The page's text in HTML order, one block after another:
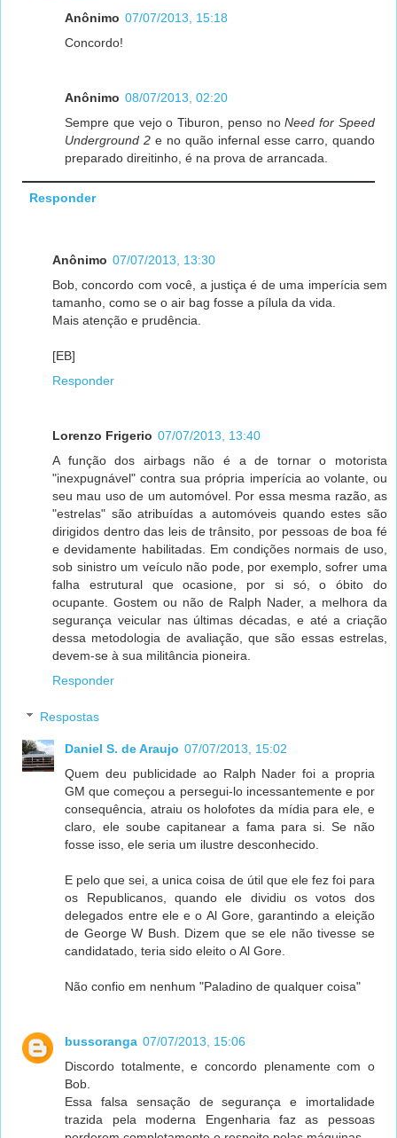
Anônimo 07/07/2013, 15:18
Concordo!
Anônimo 08/07/2013, 02:20
Sempre que vejo o Tiburon, penso noNeed for Speed
Underground 2 e no quão infernal esse carro, quando
preparado direitinho, é na prova de arrancada.
Responder
Anônimo 07/07/2013, 13:30
Bob, concordo com você, a justiça é de uma imperícia sem
tamanho, como se o air bag fosse a pílula da vida.
Mais atenção e prudência.
[EB]
Responder
Lorenzo Frigerio 07/07/2013, 13:40
A função dos airbags não é a de tornar o motorista
"inexpugnável" contra sua própria imperícia ao volante, ou
seu mau uso de um automóvel. Por essa mesma razão, as
"estrelas" são atribuídas a automóveis quando estes são
dirigidos dentro das leis de trânsito, por pessoas de boa fé
e devidamente habilitadas. Em condições normais de uso,
sob sinistro um veículo não pode, por exemplo, sofrer uma
falha estrutural que ocasione, por si só, o óbito do
ocupante. Gostem ou não de Ralph Nader, a melhora da
segurança veicular nas últimas décadas, e até a criação
dessa metodologia de avaliação, que são essas estrelas,
devem-se à sua militância pioneira.
Responder
Respostas
Daniel S. de Araujo 07/07/2013, 15:02
Quem deu publicidade ao Ralph Nader foi a propria
GM que começou a persegui-lo incessantemente e por
consequência, atraiu os holofotes da mídia para ele, e
claro, ele soube capitanear a fama para si. Se não
fosse isso, ele seria um ilustre desconhecido.
E pelo que sei, a unica coisa de útil que ele fez foi para
os Republicanos, quando ele dividiu os votos dos
delegados entre ele e o Al Gore, garantindo a eleição
de George W Bush. Dizem que se ele não tivesse se
candidatado, teria sido eleito o Al Gore.
Não confio em nenhum "Paladino de qualquer coisa"
bussoranga 07/07/2013, 15:06
Discordo totalmente, e concordo plenamente com o
Bob.
Essa falsa sensação de segurança e imortalidade
trazida pela moderna Engenharia faz as pessoas